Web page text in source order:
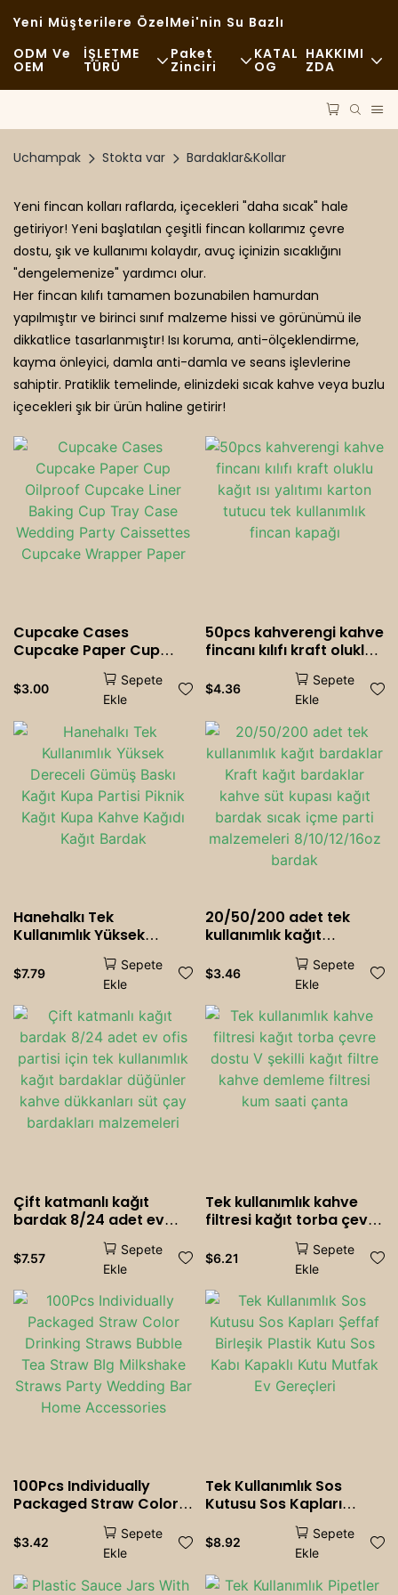
Yeni Müşterilere ÖzelMei'nin Su Bazlı
ODM Ve
OEM
İŞLETME
TÜRÜ
Kafeler Ve Kahve Dükkanları
Büfe
Yiyecek Kamyonları
Fırın
Yağlı Kaşık
Paket
Zinciri
Teknoloji
KATAL
OG
HAKKIMI
ZDA
Haberler
FAQS
Uchampak Stokta var Bardaklar&Kollar
Yeni fincan kolları raflarda, içecekleri "daha sıcak" hale
getiriyor! Yeni başlatılan çeşitli fincan kollarımız çevre
dostu, şık ve kullanımı kolaydır, avuç içinizin sıcaklığını
"dengelemenize" yardımcı olur.
Her fincan kılıfı tamamen bozunabilen hamurdan
yapılmıştır ve birinci sınıf malzeme hissi ve görünümü ile
dikkatlice tasarlanmıştır! Isı koruma, anti-ölçeklendirme,
kayma önleyici, damla anti-damla ve seans işlevlerine
sahiptir. Pratiklik temelinde, elinizdeki sıcak kahve veya buzlu
içecekleri şık bir ürün haline getirir!
Cupcake Cases
Cupcake Paper Cup
Oilproof Cupcake Liner
Baking Cup Tray Case
Wedding Party
Caissettes Cupcake
Wrapper Paper
$3.00
Sepete
Ekle
50pcs kahverengi kahve
fincanı kılıfı kraft oluklu
kağıt ısı yalıtımı karton
tutucu tek kullanımlık
fincan kapağı
$4.36
Sepete
Ekle
Hanehalkı Tek
Kullanımlık Yüksek
Dereceli Gümüş Baskı
Kağıt Kupa Partisi Piknik
Kağıt Kupa Kahve
Kağıdı Kağıt Bardak
$7.79
Sepete
Ekle
20/50/200 adet tek
kullanımlık kağıt
bardaklar Kraft kağıt
bardaklar kahve süt
kupası kağıt bardak
sıcak içme parti
malzemeleri
8/10/12/16oz bardak
$3.46
Sepete
Ekle
Çift katmanlı kağıt
bardak 8/24 adet ev
ofis partisi için tek
kullanımlık kağıt
bardaklar düğünler
kahve dükkanları süt
çay bardakları
malzemeleri
$7.57
Sepete
Ekle
Tek kullanımlık kahve
filtresi kağıt torba çevre
dostu V şekilli kağıt filtre
kahve demleme filtresi
kum saati çanta
$6.21
Sepete
Ekle
100Pcs Individually
Packaged Straw Color
Drinking Straws Bubble
Tea Straw BIg Milkshake
Straws Party Wedding
Bar Home Accessories
$3.42
Sepete
Ekle
Tek Kullanımlık Sos
Kutusu Sos Kapları
Şeffaf Birleşik Plastik
Kutu Sos Kabı Kapaklı
Kutu Mutfak Ev Gereçleri
$8.92
Sepete
Ekle